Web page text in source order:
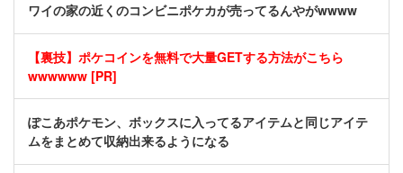
ワイの家の近くのコンビニポケカが売ってるんやがwwww
【裏技】ポケコインを無料で大量GETする方法がこちら
wwwwww [PR]
ぽこあポケモン、ボックスに入ってるアイテムと同じアイテ
ムをまとめて収納出来るようになる